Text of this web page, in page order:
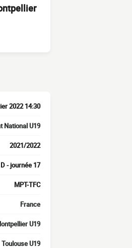
2022 14:30
National U19
2021/2022
- journée 17
MPT-TFC
France
U19
Toulouse U19